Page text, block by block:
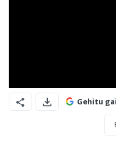
Gehitu